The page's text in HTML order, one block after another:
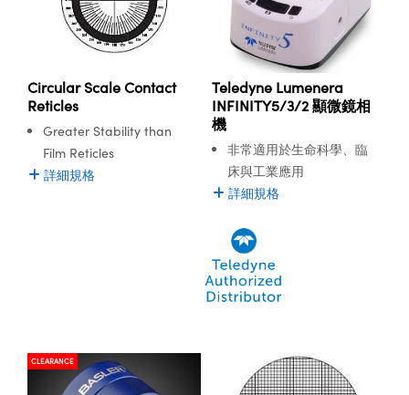
Components | SCHOTT 光
(UFI)
Circular Scale Contact
Reticles
Greater Stability than
Film Reticles
詳細規格
Teledyne Lumenera
INFINITY5/3/2 顯微鏡相
機
非常適用於生命科學、臨
床與工業應用
詳細規格
CLEARANCE